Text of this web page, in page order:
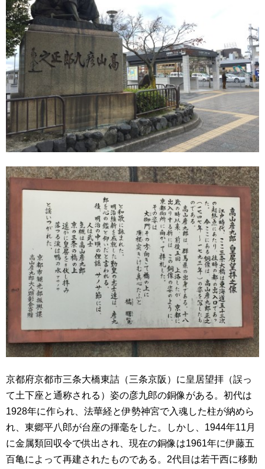
京都府京都市三条大橋東詰（三条京阪）に皇居望拝（誤っ
て土下座と通称される）姿の彦九郎の銅像がある。初代は
1928年に作られ、法華経と伊勢神宮で入魂した柱が納めら
れ、東郷平八郎が台座の揮毫をした。しかし、1944年11月
に金属類回収令で供出され、現在の銅像は1961年に伊藤五
百亀によって再建されたものである。2代目は若干西に移動